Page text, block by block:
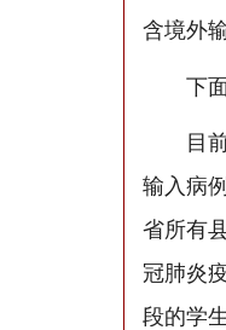
含境外
下面
目前
输入病
省所有
冠肺炎
段的学